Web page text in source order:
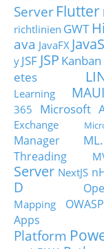
Server Flutter
richtlinien GWT
ava JavaFX
y JSF JSP Kanban
etes
Learning
MAUI
365
Microsoft
Exchange
Manager
Threading
Server NextJS
D
Mapping
OWASP
Apps
Platform